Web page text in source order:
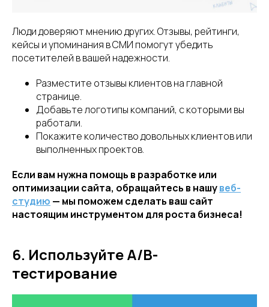
Люди доверяют мнению других. Отзывы, рейтинги,
кейсы и упоминания в СМИ помогут убедить
посетителей в вашей надежности.
Разместите отзывы клиентов на главной
странице.
Добавьте логотипы компаний, с которыми вы
работали.
Покажите количество довольных клиентов или
выполненных проектов.
Если вам нужна помощь в разработке или
оптимизации сайта, обращайтесь в нашувеб-
студию — мы поможем сделать ваш сайт
настоящим инструментом для роста бизнеса!
6. Используйте A/B-
тестирование